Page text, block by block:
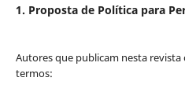
1. Proposta de Política para
Autores que publicam nesta
termos: